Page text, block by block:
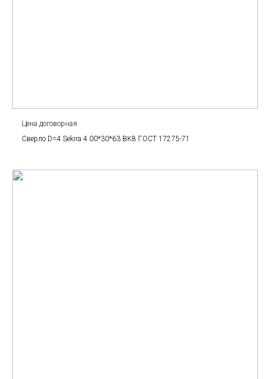
Цена договорная
Сверло D=4 Sekira 4.00*30*63 BK8 ГОСТ 17275-71